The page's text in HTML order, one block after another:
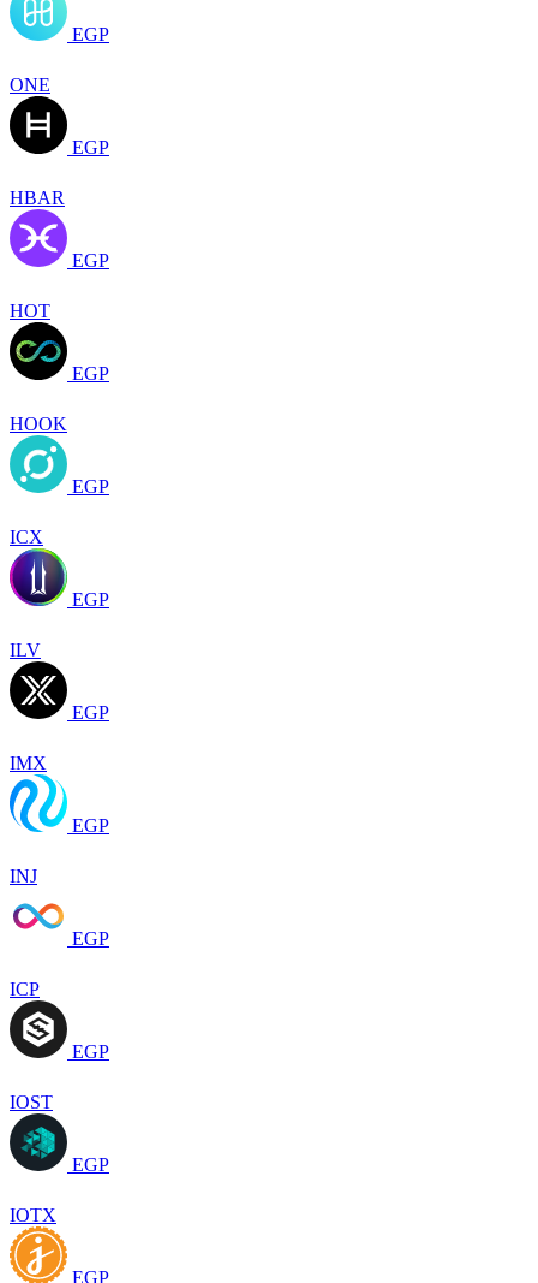
EGP
ONE
EGP
HBAR
EGP
HOT
EGP
HOOK
EGP
ICX
EGP
ILV
EGP
IMX
EGP
INJ
EGP
ICP
EGP
IOST
EGP
IOTX
EGP